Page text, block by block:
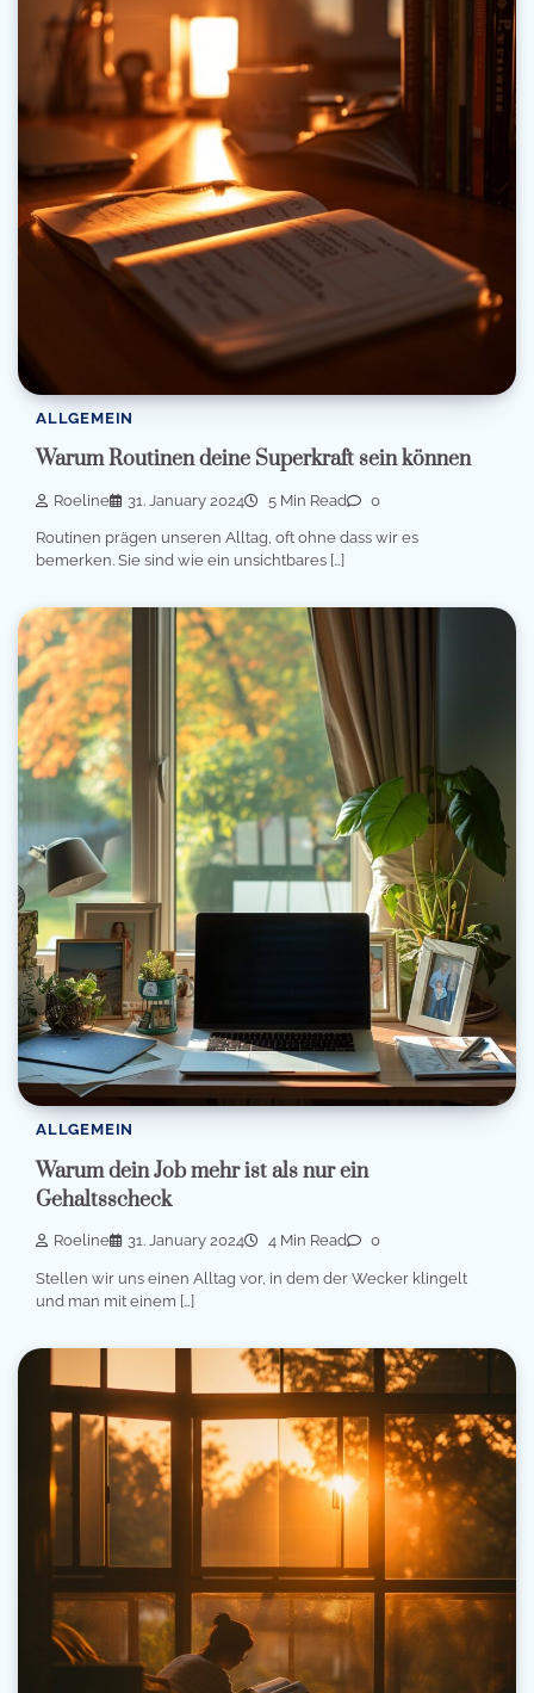
ALLGEMEIN
Warum Routinen deine Superkraft sein können
Roeline 31. January 2024 5 Min Read 0
Routinen prägen unseren Alltag, oft ohne dass wir es
bemerken. Sie sind wie ein unsichtbares […]
ALLGEMEIN
Warum dein Job mehr ist als nur ein
Gehaltsscheck
Roeline 31. January 2024 4 Min Read 0
Stellen wir uns einen Alltag vor, in dem der Wecker klingelt
und man mit einem […]